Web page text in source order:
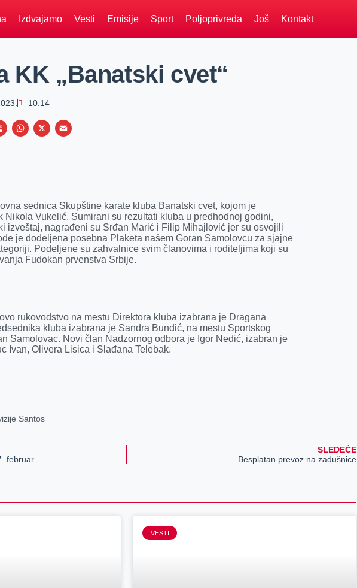
Izdvajamo Vesti Emisije Sport Poljoprivreda Još Kontakt
KK „Banatski cvet“
10:14
V
W
A
p
X
sednica Skupštine karate kluba Banatski cvet, kojom je
Nikola Vukelić. Sumirani su rezultati kluba u predhodnoj godini,
izveštaj, nagrađeni su Srđan Marić i Filip Mihajlović jer su osvojili
je dodeljena posebna Plaketa našem Goran Samolovcu za sjajne
Podeljene su zahvalnice svim članovima i roditeljima koji su
Fudokan prvenstva Srbije.
rukovodstvo na mestu Direktora kluba izabrana je Dragana
kluba izabrana je Sandra Bundić, na mestu Sportskog
Samolovac. Novi član Nadzornog odbora je Igor Nedić, izabran je
Ivan, Olivera Lisica i Slađana Telebak.
Santos
februar
SLEDEĆE
Besplatan prevoz na zadušnice
VESTI